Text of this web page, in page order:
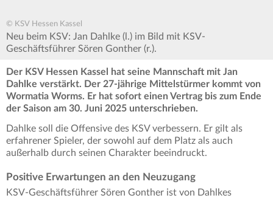
© KSV Hessen Kassel
Neu beim KSV: Jan Dahlke (l.) im Bild mit KSV-
Geschäftsführer Sören Gonther (r.).
Der KSV Hessen Kassel hat seine Mannschaft mit Jan
Dahlke verstärkt. Der 27-jährige Mittelstürmer kommt von
Wormatia Worms. Er hat sofort einen Vertrag bis zum Ende
der Saison am 30. Juni 2025 unterschrieben.
Dahlke soll die Offensive des KSV verbessern. Er gilt als
erfahrener Spieler, der sowohl auf dem Platz als auch
außerhalb durch seinen Charakter beeindruckt.
Positive Erwartungen an den Neuzugang
KSV-Geschäftsführer Sören Gonther ist von Dahlkes